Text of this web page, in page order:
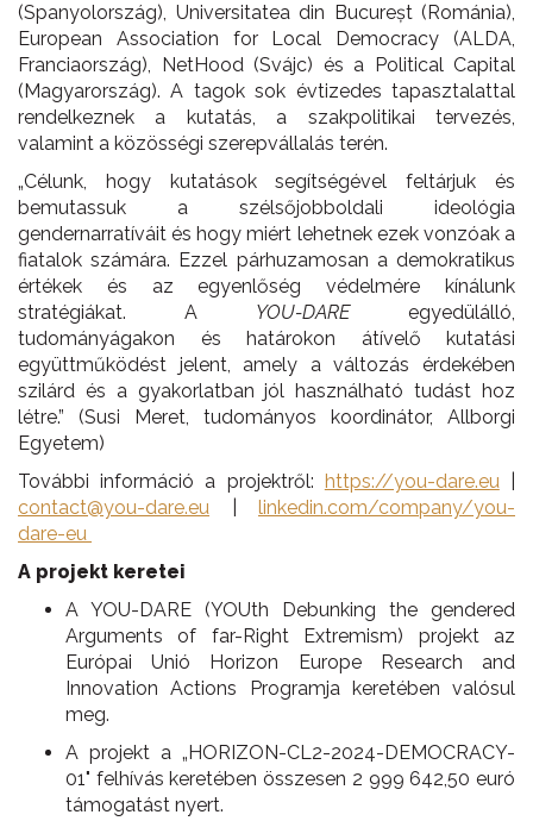
(Spanyolország), Universitatea din Bucureșt (Románia),
European Association for Local Democracy (ALDA,
Franciaország), NetHood (Svájc) és a Political Capital
(Magyarország). A tagok sok évtizedes tapasztalattal
rendelkeznek a kutatás, a szakpolitikai tervezés,
valamint a közösségi szerepvállalás terén.
„Célunk, hogy kutatások segítségével feltárjuk és
bemutassuk a szélsőjobboldali ideológia
gendernarratíváit és hogy miért lehetnek ezek vonzóak a
fiatalok számára. Ezzel párhuzamosan a demokratikus
értékek és az egyenlőség védelmére kínálunk
stratégiákat. A YOU-DAREegyedülálló,
tudományágakon és határokon átívelő kutatási
együttműködést jelent, amely a változás érdekében
szilárd és a gyakorlatban jól használható tudást hoz
létre.” (Susi Meret, tudományos koordinátor, Allborgi
Egyetem)
További információ a projektről: https://you-dare.eu|
contact@you-dare.eu
linkedin.com/company/you-
dare-eu
A projekt keretei
A YOU-DARE (YOUth Debunking the gendered
Arguments of far-Right Extremism) projekt az
Európai Unió Horizon Europe Research and
Innovation Actions Programja keretében valósul
meg.
A projekt a „HORIZON-CL2-2024-DEMOCRACY-
01" felhívás keretében összesen 2 999 642,50 euró
támogatást nyert.